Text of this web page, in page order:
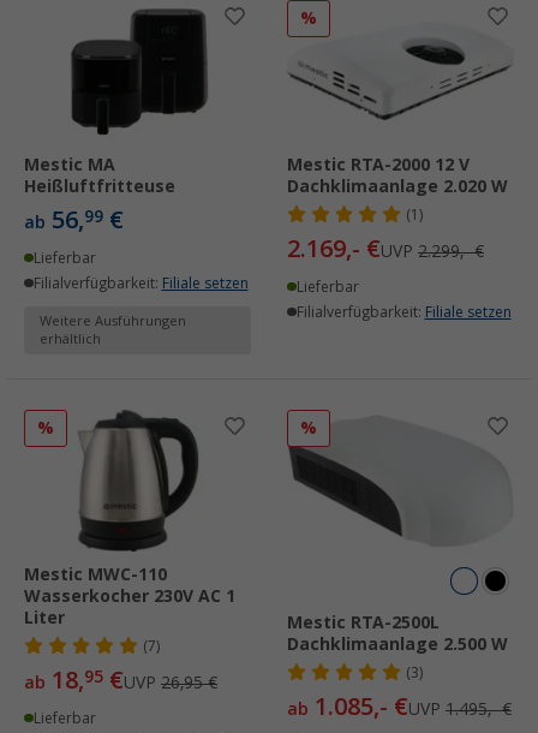
Mestic MA
Heißluftfritteuse
ab 56,99 €
Lieferbar
Filialverfügbarkeit: Filiale setzen
Weitere Ausführungen
erhältlich
%
Mestic RTA-2000 12 V
Dachklimaanlage 2.020 W
(1)
2.169,- €UVP 2.299,- €
Lieferbar
Filialverfügbarkeit: Filiale setzen
%
Mestic MWC-110
Wasserkocher 230V AC 1
Liter
(7)
ab 18,95 €UVP 26,95 €
Lieferbar
%
Mestic RTA-2500L
Dachklimaanlage 2.500 W
(3)
ab 1.085,- €UVP 1.495,- €